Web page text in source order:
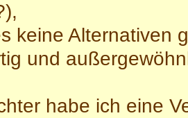
keine Alternativen
und
habe ich eine